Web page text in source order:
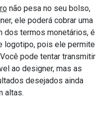
não pesa no seu bolso,
ele poderá cobrar uma
dos termos monetários, é
logotipo, pois ele permite
pode tentar transmitir
ao designer, mas as
desejados ainda
altas.